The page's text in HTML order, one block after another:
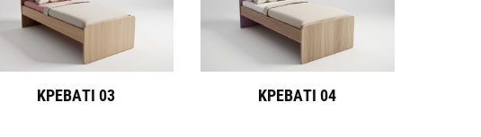
ΚΡΕΒΑΤΙ 03 ΚΡΕΒΑΤΙ 04